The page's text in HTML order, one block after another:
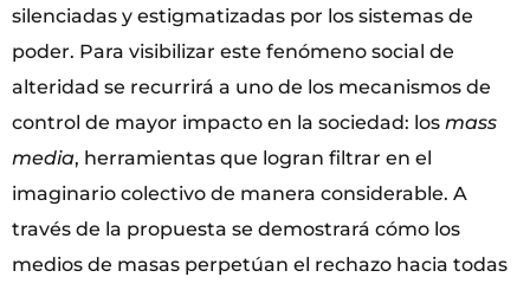
silenciadas y estigmatizadas por los sistemas de
poder. Para visibilizar este fenómeno social de
alteridad se recurrirá a uno de los mecanismos de
control de mayor impacto en la sociedad: los mass
media, herramientas que logran filtrar en el
imaginario colectivo de manera considerable. A
través de la propuesta se demostrará cómo los
medios de masas perpetúan el rechazo hacia todas